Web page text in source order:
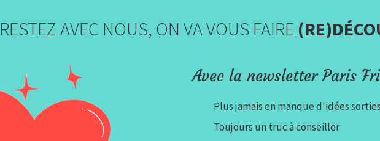
RESTEZ AVEC NOUS, ON VA VOUS FAIRE
Avec la newsletter Paris
Plus jamais en manque d'idées
Toujours un truc à conseiller